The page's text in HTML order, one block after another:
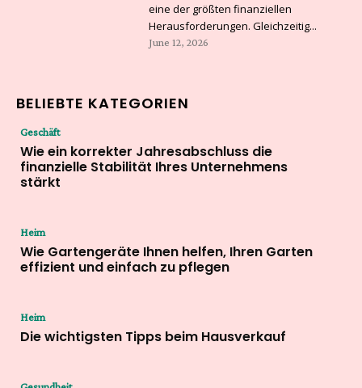
eine der größten finanziellen
Herausforderungen. Gleichzeitig...
June 12, 2026
BELIEBTE KATEGORIEN
Geschäft
Wie ein korrekter Jahresabschluss die
finanzielle Stabilität Ihres Unternehmens
stärkt
Heim
Wie Gartengeräte Ihnen helfen, Ihren Garten
effizient und einfach zu pflegen
Heim
Die wichtigsten Tipps beim Hausverkauf